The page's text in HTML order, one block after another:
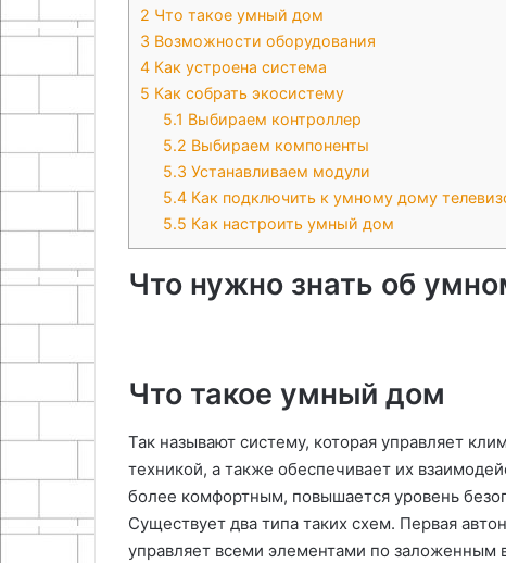
2 Что такое умный дом
3 Возможности оборудования
4 Как устроена система
5 Как собрать экосистему
5.1 Выбираем контроллер
5.2 Выбираем компоненты
5.3 Устанавливаем модули
5.4 Как подключить к умному дому
5.5 Как настроить умный дом
Что нужно знать об
Что такое умный дом
Так называют систему, которая управляет
техникой, а также обеспечивает их
более комфортным, повышается уровень
Существует два типа таких схем. Первая
управляет всеми элементами по заложенным